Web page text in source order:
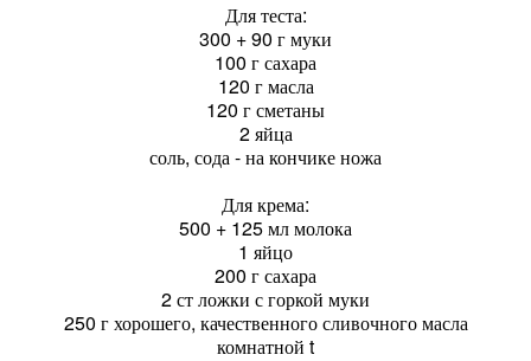
Для теста:
300 + 90 г муки
100 г сахара
120 г масла
120 г сметаны
2 яйца
соль, сода - на кончике ножа
Для крема:
500 + 125 мл молока
1 яйцо
200 г сахара
2 ст ложки с горкой муки
250 г хорошего, качественного сливочного масла
комнатной t